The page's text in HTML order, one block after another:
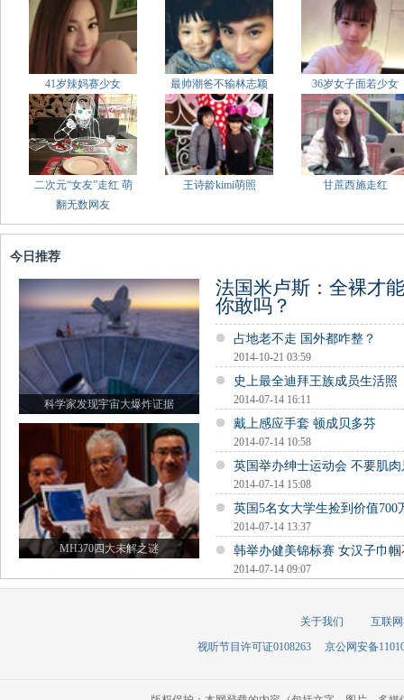
41岁辣妈赛少女 最帅潮爸不输林志颖 36岁女子面若少女
二次元“女友”走红 萌
翻无数网友
王诗龄kimi萌照 甘蔗西施走红
今日推荐
科学家发现宇宙大爆炸证据
MH370四大未解之谜
法国米卢斯：全裸才
你敢吗？
占地老不走 国外都咋整？
2014-10-21 03:59
史上最全迪拜王族成员生活照
2014-07-14 16:11
戴上感应手套 顿成贝多芬
2014-07-14 10:58
英国举办绅士运动会 不要肌
2014-07-14 15:08
英国5名女大学生捡到价值700
2014-07-14 13:37
韩举办健美锦标赛 女汉子巾
2014-07-14 09:07
关于我们
互联
视听节目许可证0108263
京公网安备